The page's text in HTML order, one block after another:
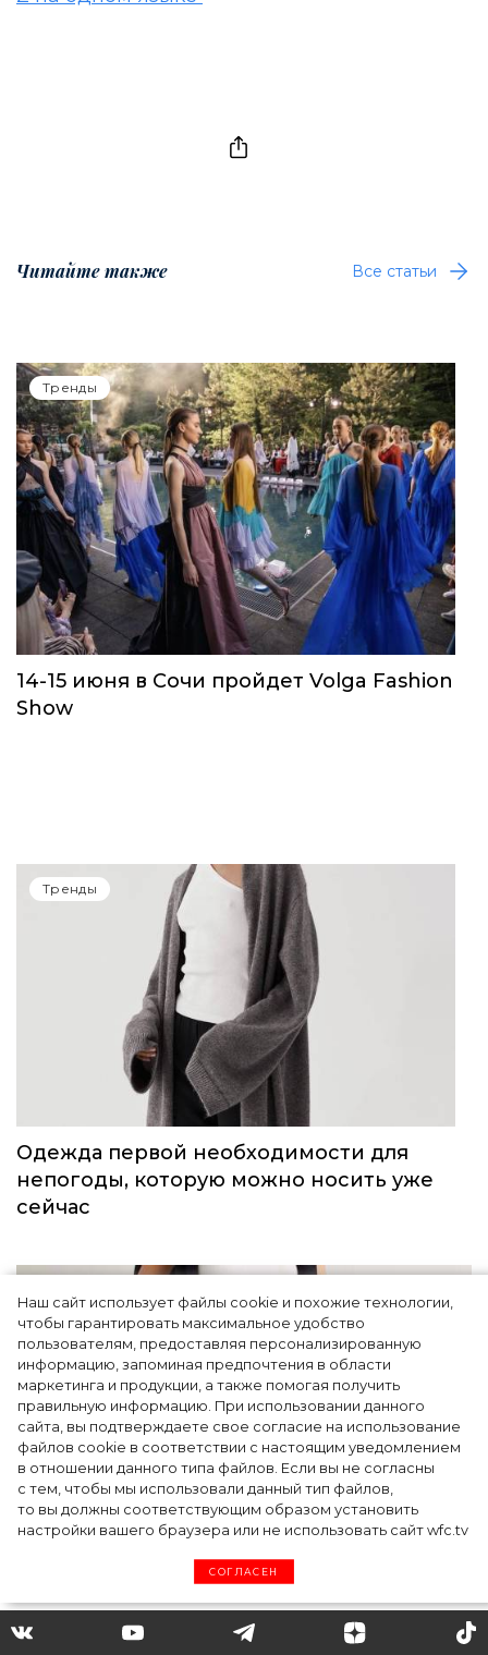
Наш сайт использует файлы cookie и похожие технологии,
чтобы гарантировать максимальное удобство
пользователям, предоставляя персонализированную
информацию, запоминая предпочтения в области
маркетинга и продукции, а также помогая получить
правильную информацию. При использовании данного
сайта, вы подтверждаете свое согласие на использование
файлов cookie в соответствии с настоящим уведомлением
в отношении данного типа файлов. Если вы не согласны
с тем, чтобы мы использовали данный тип файлов,
то вы должны соответствующим образом установить
настройки вашего браузера или не использовать сайт wfc.tv
СОГЛАСЕН
Читайте также Все статьи
Тренды
14-15 июня в Сочи пройдет Volga Fashion
Тренды
Одежда первой необходимости для
непогоды, которую можно носить уже
сейчас